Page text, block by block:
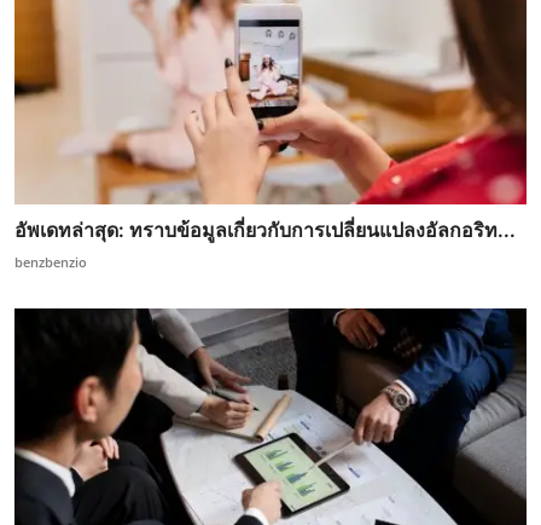
อัพเดทล่าสุด: ทราบข้อมูลเกี่ยวกับการเปลี่ยนแปลงอัลกอริท...
benzbenzio